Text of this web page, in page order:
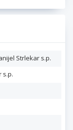
Strlekar s.p.
s.p.